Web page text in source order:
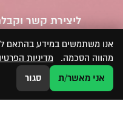
ליצירת קשר
אנו משתמשים במידע בהתאם
מהווה הסכמה. מדיניות
אני מאשר/ת סגור